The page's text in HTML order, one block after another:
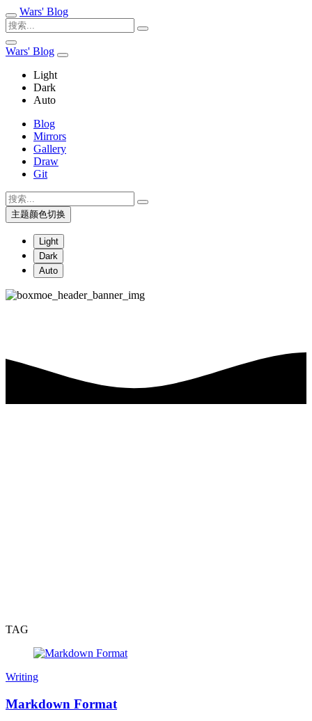
Wars' Blog
Wars' Blog
Light
Dark
Auto
Blog
Mirrors
Gallery
Draw
Git
主题颜色切换
Light
Dark
Auto
TAG
Writing
Markdown Format